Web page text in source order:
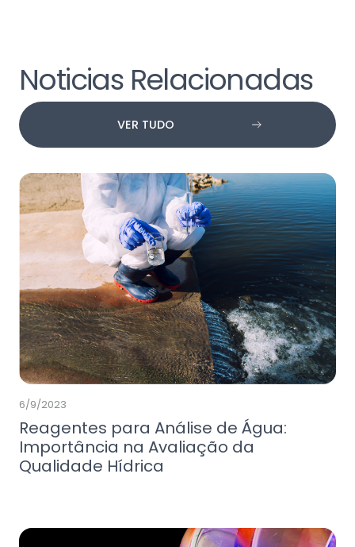
Noticias Relacionadas
VER TUDO
6/9/2023
Reagentes para Análise de Água:
Importância na Avaliação da
Qualidade Hídrica